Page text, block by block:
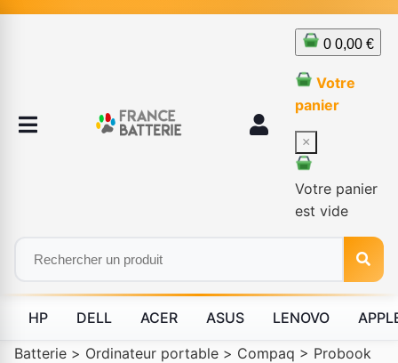
0 0,00 €
Votre
panier
×
Votre panier
est vide
HP DELL ACER ASUS LENOVO
Batterie > Ordinateur portable > Compaq > Probook